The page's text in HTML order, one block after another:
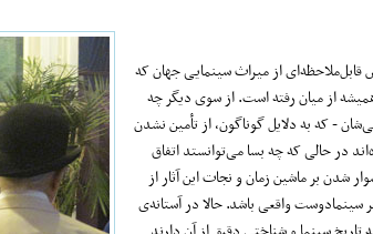
از میراث سینمایی جهان که
از میان رفته است. از سوی دیگر چه
- که به دلایل گوناگون، از تأمین نشدن
در حالی که چه ‌بسا می‌توانستد اتفاق
شدن بر ماشین زمان و نجات این آثار از
واقعی باشد. حالا در آستانه‌ی